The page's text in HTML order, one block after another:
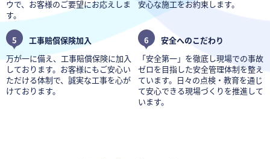
ウで、お客様のご要望にお応えしま
す。
安心な施工をお約束します。
5
工事賠償保険加入
万が一に備え、工事賠償保険に加入
しております。お客様にもご安心い
ただける体制で、誠実な工事を心が
けております。
6
安全へのこだわり
「安全第一」を徹底し現場での事故
ゼロを目指した安全管理体制を整え
ています。日々の点検・教育を通じ
て安心できる現場づくりを推進して
います。